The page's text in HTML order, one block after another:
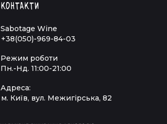
Контакти
Sabotage Wine
+38(050)-969-84-03
Режим роботи
Пн.-Нд. 11:00-21:00
Адреса:
м. Київ, вул. Межигірська, 82